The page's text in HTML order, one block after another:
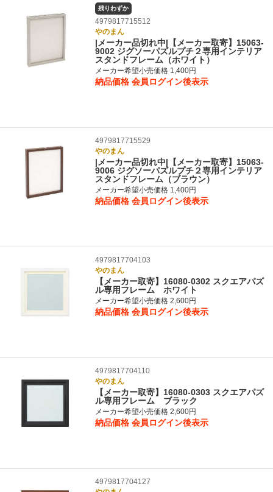
残りわずか
4979817715512
やのまん
|メーカー品切れ中|【メーカー取寄】15063-
9002 ジグソーパズルプチ２専用インテリア
スタンドフレーム（ホワイト）
メーカー希望小売価格 1,400円
納品価格 会員ログイン後表示
4979817715529
やのまん
|メーカー品切れ中|【メーカー取寄】15063-
9006 ジグソーパズルプチ２専用インテリア
スタンドフレーム（ブラウン）
メーカー希望小売価格 1,400円
納品価格 会員ログイン後表示
4979817704103
やのまん
【メーカー取寄】16080-0302 スクエアパズ
ル専用フレーム ホワイト
メーカー希望小売価格 2,600円
納品価格 会員ログイン後表示
4979817704110
やのまん
【メーカー取寄】16080-0303 スクエアパズ
ル専用フレーム ブラック
メーカー希望小売価格 2,600円
納品価格 会員ログイン後表示
4979817704127